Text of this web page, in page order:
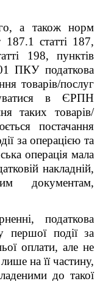
а також норм
статті 187,
198, пунктів
ПКУ податкова
товарів/послуг
в ЄРПН
таких товарів/
постачання
за операцією та
операція мала
накладній,
документам,
податкова
першої події за
оплати, але не
на її частину,
до такої